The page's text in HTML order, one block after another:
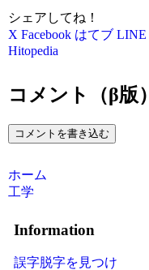
シェアしてね！
X Facebook はてブ LINE
Hitopedia
コメント（β版）
コメントを書き込む
ホーム
工学
Information
誤字脱字を見つけ